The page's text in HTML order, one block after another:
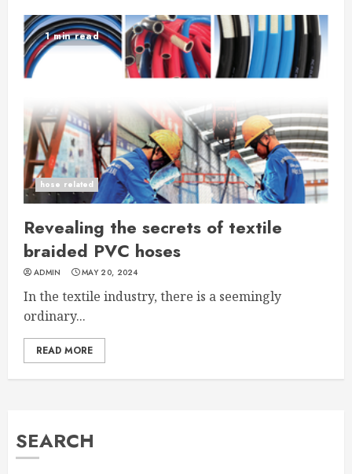
1 min read
hose related
Revealing the secrets of textile
braided PVC hoses
ADMIN MAY 20, 2024
In the textile industry, there is a seemingly
ordinary...
READ MORE
SEARCH